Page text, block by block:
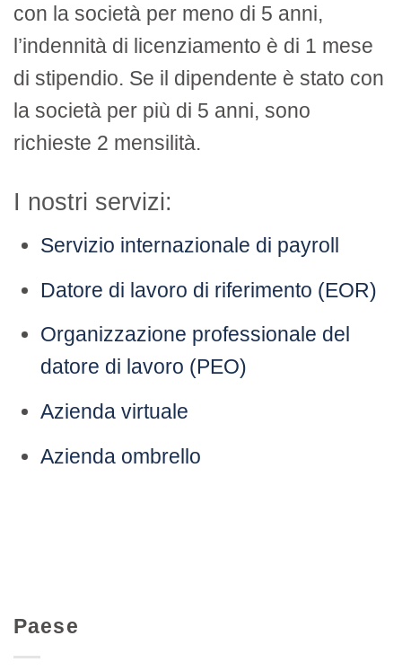
con la società per meno di 5 anni,
l’indennità di licenziamento è di 1 mese
di stipendio. Se il dipendente è stato con
la società per più di 5 anni, sono
richieste 2 mensilità.
I nostri servizi:
Servizio internazionale di payroll
Datore di lavoro di riferimento (EOR)
Organizzazione professionale del
datore di lavoro (PEO)
Azienda virtuale
Azienda ombrello
Paese